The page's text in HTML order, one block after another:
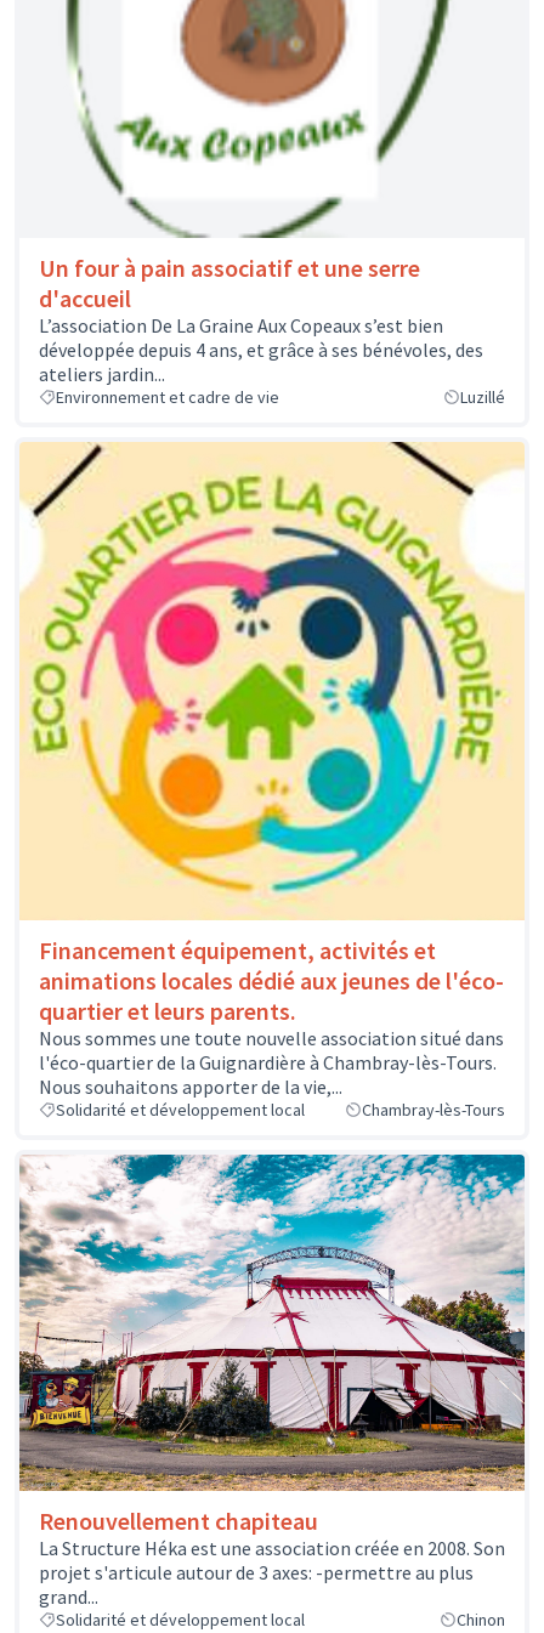
Un four à pain associatif et une serre
d'accueil
L’association De La Graine Aux Copeaux s’est bien
développée depuis 4 ans, et grâce à ses bénévoles, des
ateliers jardin...
Environnement et cadre de vie Luzillé
Financement équipement, activités et
animations locales dédié aux jeunes de l'éco-
quartier et leurs parents.
Nous sommes une toute nouvelle association situé dans
l'éco-quartier de la Guignardière à Chambray-lès-Tours.
Nous souhaitons apporter de la vie,...
Solidarité et développement local Chambray-lès-Tours
Renouvellement chapiteau
La Structure Héka est une association créée en 2008. Son
projet s'articule autour de 3 axes: -permettre au plus
grand...
Solidarité et développement local Chinon